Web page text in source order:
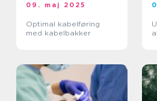
09. maj 2025
Optimal kabelføring
med kabelbakker